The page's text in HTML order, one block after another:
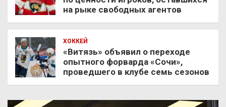
на рыке свободных агентов
ХОККЕЙ
«Витязь» объявил о переходе
опытного форварда «Сочи»,
проведшего в клубе семь сезонов